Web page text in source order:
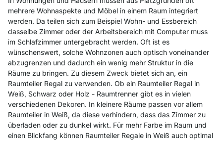
mehrere Wohnaspekte und Möbel in einem Raum integriert
werden. Da teilen sich zum Beispiel Wohn- und Essbereich
dasselbe Zimmer oder der Arbeitsbereich mit Computer muss
im Schlafzimmer untergebracht werden. Oft ist es
wünschenswert, solche Wohnzonen auch optisch voneinander
abzugrenzen und dadurch ein wenig mehr Struktur in die
Räume zu bringen. Zu diesem Zweck bietet sich an, ein
Raumteiler Regal zu verwenden. Ob ein Raumteiler Regal in
Weiß, Schwarz oder Holz - Raumtrenner gibt es in vielen
verschiedenen Dekoren. In kleinere Räume passen vor allem
Raumteiler in Weiß, da diese verhindern, dass das Zimmer zu
überladen oder zu dunkel wirkt. Für mehr Farbe im Raum und
einen Blickfang können Raumteiler Regale in Weiß auch optimal